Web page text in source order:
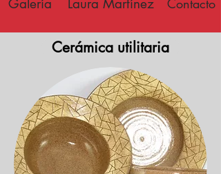
Galería Laura Martínez Contacto
Cerámica utilitaria